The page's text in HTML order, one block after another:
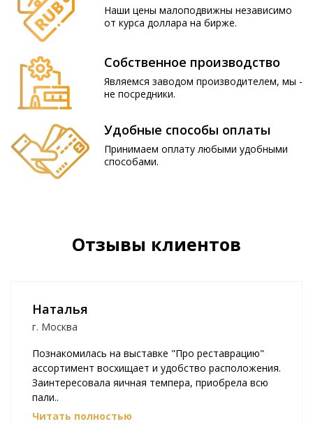
Наши цены малоподвижны независимо
от курса доллара на бирже.
Собственное производство
Являемся заводом производителем, мы -
не посредники.
Удобные способы оплаты
Принимаем оплату любыми удобными
способами.
Отзывы клиентов
Наталья
г. Москва
Познакомилась на выставке "Про реставрацию"
ассортимент восхищает и удобство расположения.
Заинтересовала яичная темпера, приобрела всю
пали..
Читать полностью